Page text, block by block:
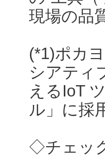
現場の品
(*1)ポカ
シアティ
えるIoT
ル」に採
◇チェッ